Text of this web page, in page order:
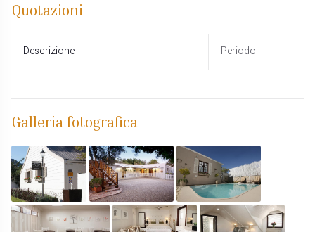
Quotazioni
Descrizione Periodo
Galleria fotografica